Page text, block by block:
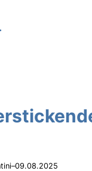
–09.08.2025